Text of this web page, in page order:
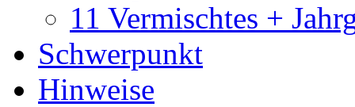
11 Vermischtes +
Schwerpunkt
Hinweise